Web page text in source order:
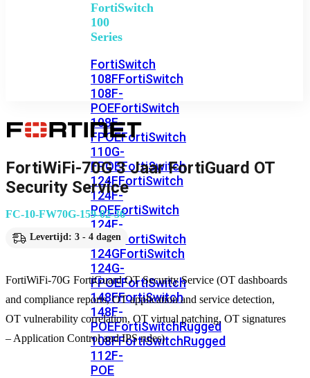
FortiSwitch
100
Series
FortiSwitch
108FFortiSwitch
108F-
POEFortiSwitch
108F-
FPOEFortiSwitch
110G-
FPOEFortiSwitch
124FFortiSwitch
124F-
POEFortiSwitch
124F-
FPOE FortiSwitch
124GFortiSwitch
124G-
FPOEFortiSwitch
148FFortiSwitch
148F-
POEFortiSwitchRugged
108FFortiSwitchRugged
112F-
POE
FortiWiFi-70G 3 Jaar FortiGuard OT
Security Service
FC-10-FW70G-159-02-36
Levertijd: 3 - 4 dagen
FortiWiFi-70G FortiGuard OT Security Service (OT dashboards
and compliance reports, OT application and service detection,
OT vulnerability correlation, OT virtual patching, OT signatures
– Application Control and IPS rules)